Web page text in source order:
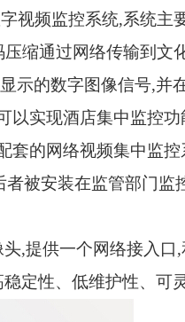
视频监控系统,系统主
缩通过网络传输到
示的数字图像信号,并
以实现酒店集中监控功
套的网络视频集中监
者被安装在监管部门监
头,提供一个网络接入口,
定性、低维护性、可